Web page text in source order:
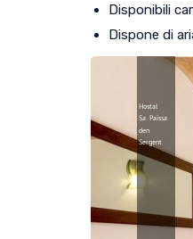
Disponibili
Dispone di